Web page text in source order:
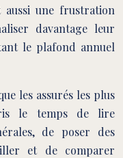
aussi une frustration
davantage leur
le plafond annuel
les assurés les plus
le temps de lire
de poser des
et de comparer